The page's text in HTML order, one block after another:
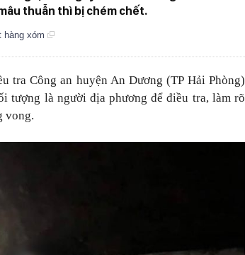
thuẫn thì bị chém chết.
hàng xóm
tra Công an huyện An Dương (TP Hải Phòng)
tượng là người địa phương để điều tra, làm rõ
vong.